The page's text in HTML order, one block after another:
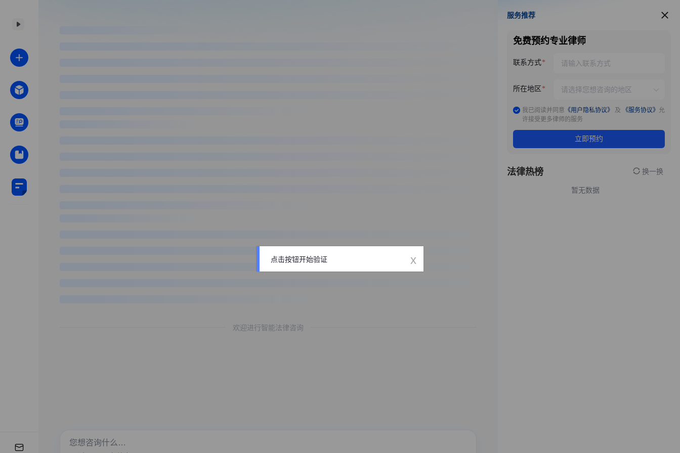
欢迎进行智能法律咨询
服务推荐
服务推荐
免费预约专业律师
联系方式
所在地区
我已阅读并同意 《用户隐私协议》 及 《服务协议》 允
许接受更多律师的服务
立即预约
法律热榜 换一换
暂无数据
点击按钮开始验证 x